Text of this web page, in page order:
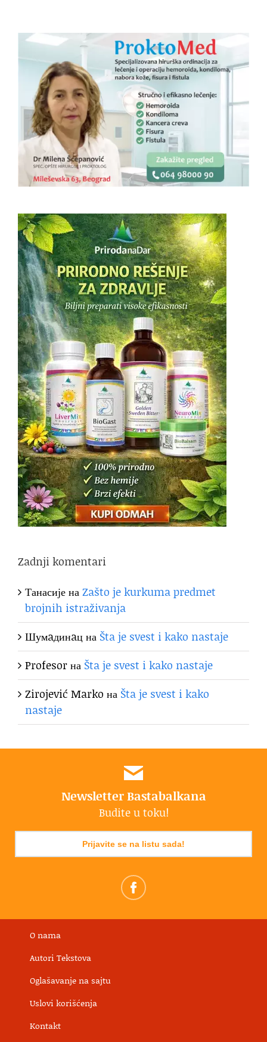
Zadnji komentari
ТанасијенаZašto je kurkuma predmet
brojnih istraživanja
Шумaдинaцна Šta je svest i kako nastaje
Profesorна Šta je svest i kako nastaje
Zirojević Marko на Šta je svest i kako
nastaje
Newsletter Bastabalkana
Budite u toku!
Prijavite se na listu sada!
O nama
Autori Tekstova
Oglašavanje na sajtu
Uslovi korišćenja
Kontakt